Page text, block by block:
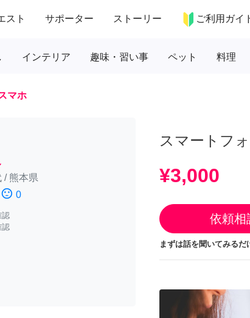
スト サポーター ストーリー ご利用ガイ
インテリア 趣味・習い事 ペット 料理
マホ
/ 熊本県
sentiment_dissatisfied 0
認
認
スマートフ
¥3,000
依頼相
まずは話を聞いてみるだ